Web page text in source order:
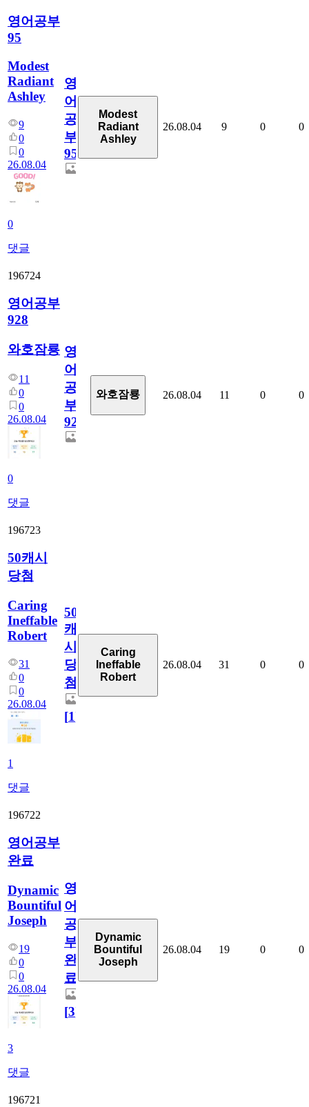
영어공부
95
Modest
Radiant
Ashley
9
0
0
26.08.04
0
댓글
영
어
공
부
95
Modest
Radiant
Ashley
26.08.04 9 0 0
196724
영어공부
928
와호잠룡
11
0
0
26.08.04
0
댓글
영
어
공
부
928
와호잠룡 26.08.04 11 0 0
196723
50캐시
당첨
Caring
Ineffable
Robert
31
0
0
26.08.04
1
댓글
50
캐
시
당
첨
[1]
Caring
Ineffable
Robert
26.08.04 31 0 0
196722
영어공부
완료
Dynamic
Bountiful
Joseph
19
0
0
26.08.04
3
댓글
영
어
공
부
완
료
[3]
Dynamic
Bountiful
Joseph
26.08.04 19 0 0
196721